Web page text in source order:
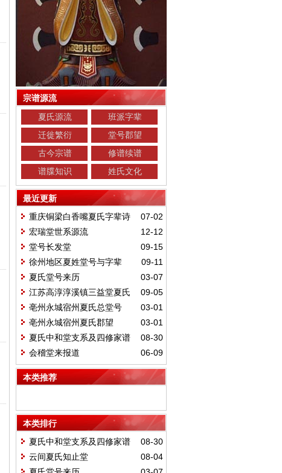
宗谱源流
夏氏源流
班派字辈
迁徙繁衍
堂号郡望
古今宗谱
修谱续谱
谱牒知识
姓氏文化
最近更新
07-02
重庆铜梁白香嘴夏氏字辈诗
12-12
宏瑞堂世系源流
09-15
堂号长发堂
09-11
徐州地区夏姓堂号与字辈
03-07
夏氏堂号来历
09-05
江苏高淳淳溪镇三益堂夏氏
03-01
亳州永城宿州夏氏总堂号
03-01
亳州永城宿州夏氏郡望
08-30
夏氏中和堂支系及四修家谱
06-09
会稽堂来报道
本类推荐
本类排行
08-30
夏氏中和堂支系及四修家谱
08-04
云间夏氏知止堂